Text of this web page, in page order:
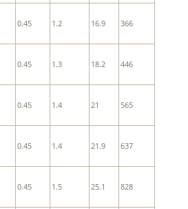
0.45 1.2 16.9 366
0.45 1.3 18.2 446
0.45 1.4 21 565
0.45 1.4 21.9 637
0.45 1.5 25.1 828